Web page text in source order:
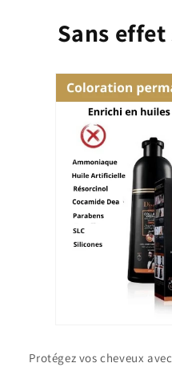
Sans
Protégez vos cheveux